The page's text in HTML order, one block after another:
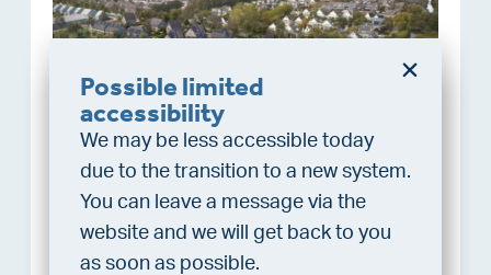
Tussenwoning (F tussen) 010
Schagen
Do you want a better
chance at being assigned a
home?
Do the financing check and get
“priority” allocation. As an exclusive
service, VLIEG Mortgages offers
Possible limited
accessibility
We may be less accessible today
due to the transition to a new system.
You can leave a message via the
website and we will get back to you
as soon as possible.